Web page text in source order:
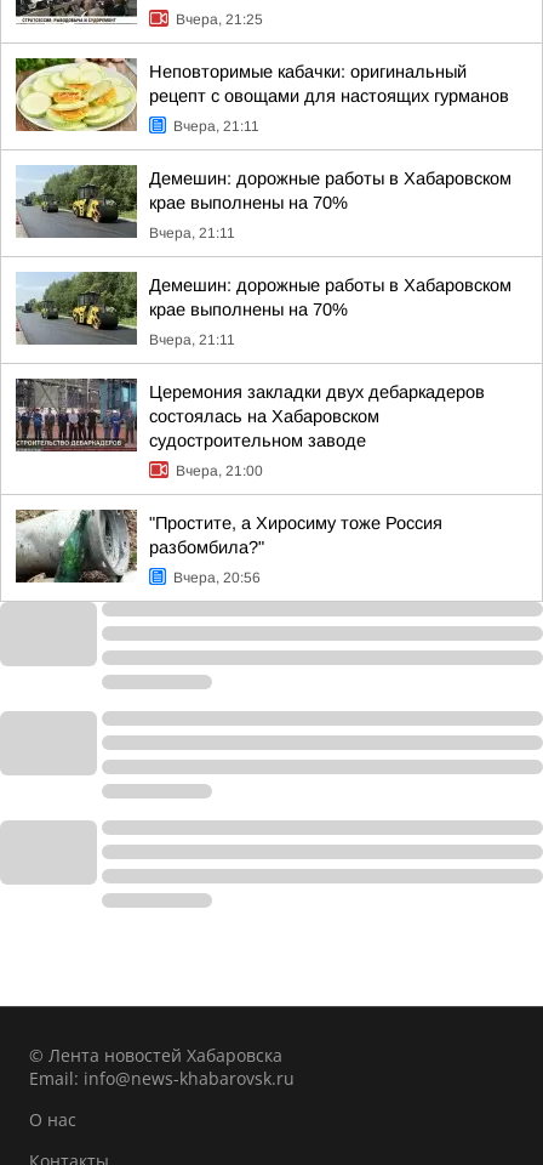
Вчера, 21:25
Неповторимые кабачки: оригинальный
рецепт с овощами для настоящих гурманов
Вчера, 21:11
Демешин: дорожные работы в Хабаровском
крае выполнены на 70%
Вчера, 21:11
Демешин: дорожные работы в Хабаровском
крае выполнены на 70%
Вчера, 21:11
Церемония закладки двух дебаркадеров
состоялась на Хабаровском
судостроительном заводе
Вчера, 21:00
"Простите, а Хиросиму тоже Россия
разбомбила?"
Вчера, 20:56
© Лента новостей Хабаровска
Email: info@news-khabarovsk.ru
О нас